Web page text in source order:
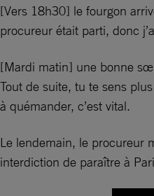
[Vers 18h30] le fourgon
procureur était parti, donc
[Mardi matin] une bonne
Tout de suite, tu te sens
à quémander, c’est vital.
Le lendemain, le procureur
interdiction de paraître à